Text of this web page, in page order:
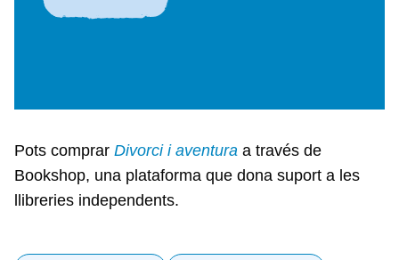
Pots comprar Divorci i aventura a través de
Bookshop, una plataforma que dona suport a les
llibreries independents.